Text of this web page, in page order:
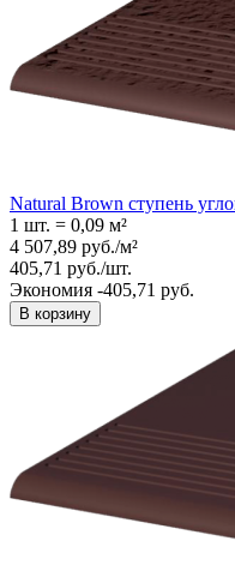
Natural Brown ступень
1 шт. = 0,09 м²
4 507,89 руб./м²
405,71 руб./шт.
Экономия -405,71 руб.
В корзину